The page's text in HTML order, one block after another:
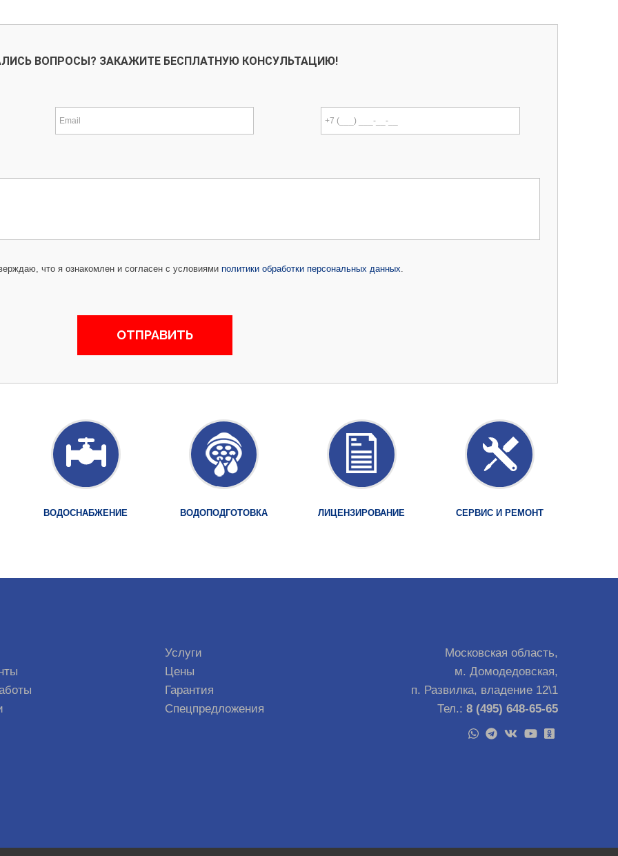
ВОПРОСЫ? ЗАКАЖИТЕ БЕСПЛАТНУЮ КОНСУЛЬТАЦИЮ!
что я ознакомлен и согласен с условиями политики обработки персональных данных.
ВОДОСНАБЖЕНИЕ ВОДОПОДГОТОВКА ЛИЦЕНЗИРОВАНИЕ СЕРВИС И РЕМОНТ
Услуги
Цены
Гарантия
Спецпредложения
Московская область,
м. Домодедовская,
п. Развилка, владение 12\1
Тел.: 8 (495) 648-65-65